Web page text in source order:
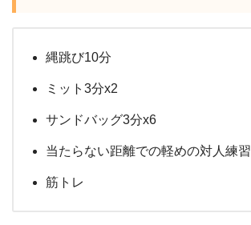
縄跳び10分
ミット3分x2
サンドバッグ3分x6
当たらない距離での軽めの対人練習
筋トレ